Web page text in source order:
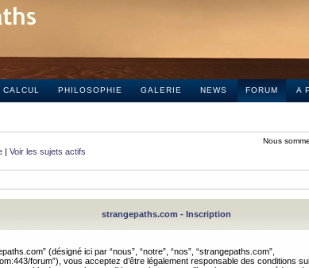
CALCUL PHILOSOPHIE GALERIE NEWS FORUM A
Nous
| Voir les sujets actifs
strangepaths.com - Inscription
(désigné ici par “nous”, “notre”, “nos”, “strangepaths.com”,
forum”), vous acceptez d’être légalement responsable des conditions